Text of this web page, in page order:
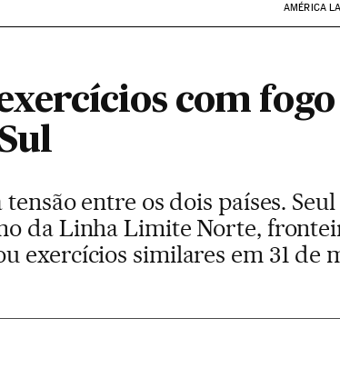
AMÉRICA
com
entre os dois países.
da Linha Limite Norte,
exercícios similares em 31 de